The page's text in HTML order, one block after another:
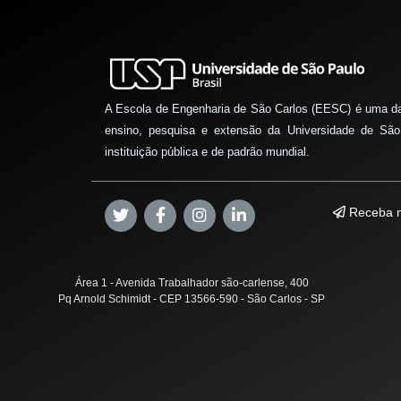
A Escola de Engenharia de São Carlos (EESC) é uma
ensino, pesquisa e extensão da Universidade de
instituição pública e de padrão mundial.
Receba
Área 1 - Avenida Trabalhador são-carlense, 400
Pq Arnold Schimidt - CEP 13566-590 - São Carlos - SP